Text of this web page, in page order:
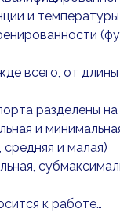
и температуры
всего, от
разделены на
и
и малая)
к работе…